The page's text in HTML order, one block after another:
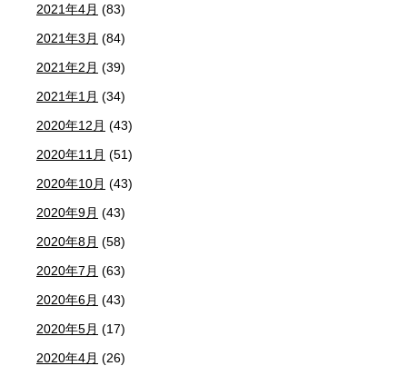
2021年4月 (83)
2021年3月 (84)
2021年2月 (39)
2021年1月 (34)
2020年12月 (43)
2020年11月 (51)
2020年10月 (43)
2020年9月 (43)
2020年8月 (58)
2020年7月 (63)
2020年6月 (43)
2020年5月 (17)
2020年4月 (26)